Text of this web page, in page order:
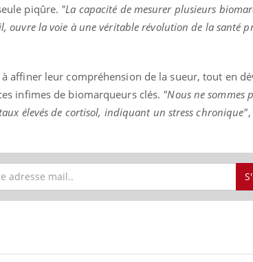
piqûre. "La capacité de mesurer plusieurs
ouvre la voie à une véritable révolution de la santé
affiner leur compréhension de la sueur, tout en
infimes de biomarqueurs clés. "Nous ne sommes
élevés de cortisol, indiquant un stress chronique"
2026 Youtube Un « jumeau
faciliter l’accès à la
Un établissement lié à
mutualiste innove en
santé : l'utilisation d'un «